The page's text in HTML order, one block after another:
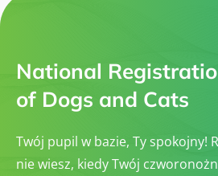
National
of Dogs and Cats
Twój pupil w bazie, Ty spokojny!
nie wiesz, kiedy Twój